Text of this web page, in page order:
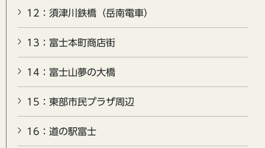
12：須津川鉄橋（岳南電車）
13：富士本町商店街
14：富士山夢の大橋
15：東部市民プラザ周辺
16：道の駅富士